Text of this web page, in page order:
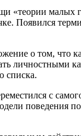
«теории малых
Появился
о том, что
личностными
списка.
с
поведения